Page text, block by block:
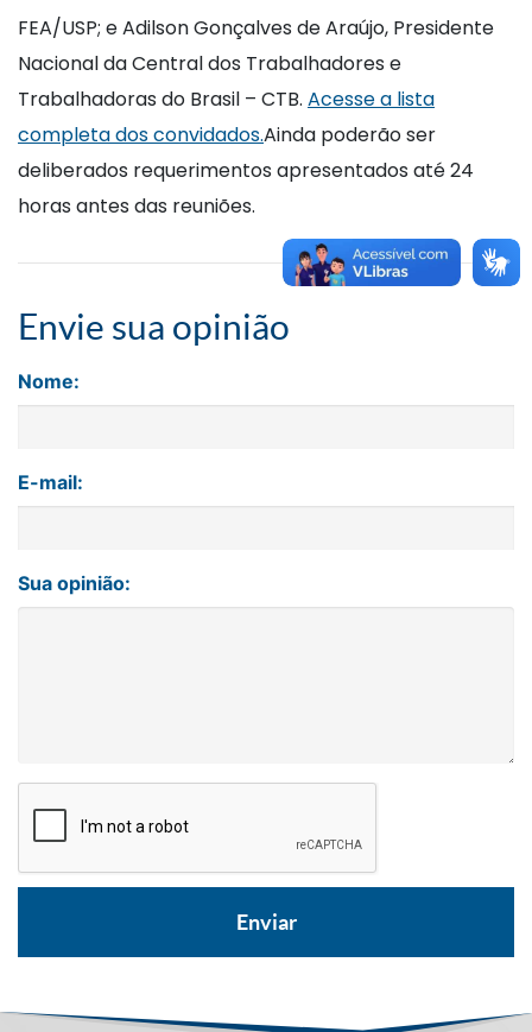
FEA/USP; e Adilson Gonçalves de Araújo, Presidente
Nacional da Central dos Trabalhadores e
Trabalhadoras do Brasil – CTB. Acesse a lista
completa dos convidados.Ainda poderão ser
deliberados requerimentos apresentados até 24
horas antes das reuniões.
Envie sua opinião
Nome:
E-mail:
Sua opinião: